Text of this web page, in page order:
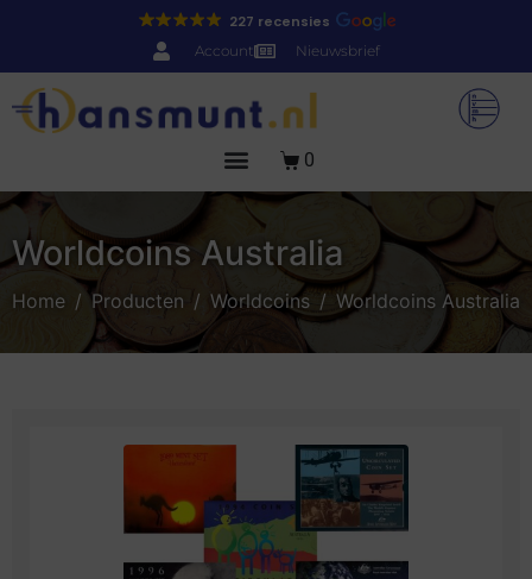
227 recensies
Account Nieuwsbrief
0
Worldcoins Australia
Home Producten Worldcoins Worldcoins Australia